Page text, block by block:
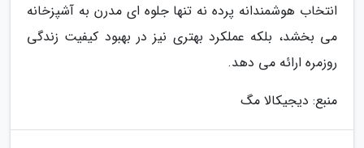
انتخاب هوشمندانه پرده نه تنها جلوه ای مدرن به آشپزخانه
می بخشد، بلکه عملکرد بهتری نیز در بهبود کیفیت زندگی
روزمره ارائه می دهد.
منبع: دیجیکالا مگ